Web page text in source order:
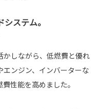
ステム。
かしながら、低燃費と優れ
ンジン、インバーターな
性能を高めました。